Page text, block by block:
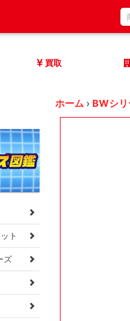
買取
ト
ズ
ホーム › BWシ